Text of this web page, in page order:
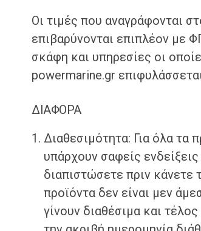
Οι τιμές που αναγράφονται
επιβαρύνονται επιπλέον με
σκάφη και υπηρεσίες οι
powermarine.gr
ΔΙΑΦΟΡΑ
Διαθεσιμότητα: Για όλα τα
υπάρχουν σαφείς
διαπιστώσετε πριν κάνετε
προϊόντα δεν είναι μεν
γίνουν διαθέσιμα και